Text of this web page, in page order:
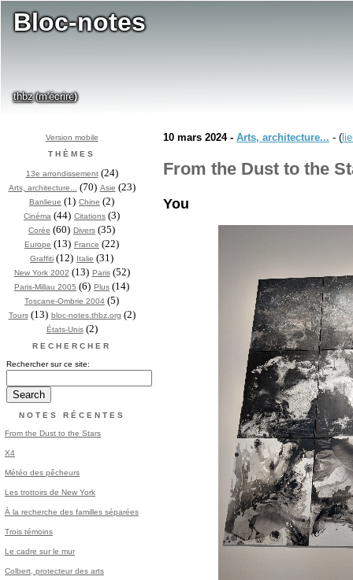
Bloc-notes
thbz(m'écrire)
Version mobile
THÈMES
13e arrondissement(24)
Arts, architecture... (70) Asie (23)
Banlieue (1) Chine (2)
Cinéma (44) Citations (3)
Corée (60) Divers (35)
Europe (13) France (22)
Graffiti (12) Italie (31)
New York 2002 (13) Paris(52)
Paris-Millau 2005 (6) Plus (14)
Toscane-Ombrie 2004 (5)
Tours(13) bloc-notes.thbz.org (2)
États-Unis(2)
RECHERCHER
Rechercher sur ce site:
NOTES RÉCENTES
From the Dust to the Stars
X4
Météo des pêcheurs
Les trottoirs de New York
À la recherche des familles séparées
Trois témoins
Le cadre sur le mur
Colbert, protecteur des arts
10 mars 2024 - Arts, architecture... - (
From the Dust to the
You